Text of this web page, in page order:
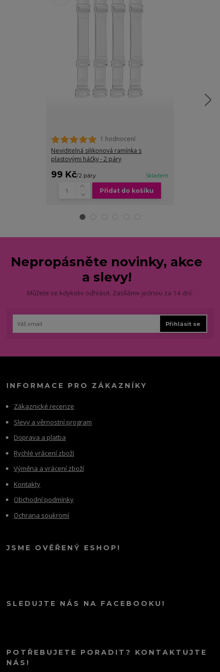
1 hodnocení
Neviditelná silikonová ramínka s
plastovými háčky - 2 páry
99 Kč/2 páry Skladem
Přidat do košíku
Nepropásněte novinky, akce
a slevy!
Můžete se kdykoliv odhlásit. Zasíláme jednou za 14 dní.
Přihlásit se
INFORMACE PRO ZÁKAZNÍKY
Zákaznické recenze
Slevy a věrnostní program
Doprava a platba
Rychlé vrácení zboží
Výměna a vrácení zboží
Kontakty
Obchodní podmínky
Ochrana soukromí
JSME OVĚŘENÝ ESHOP!
SLEDUJTE NÁS NA FACEBOOKU!
POTŘEBUJETE PORADIT? KONTAKTUJTE
NÁS!